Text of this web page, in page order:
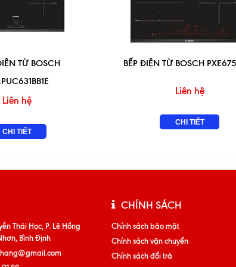
TỪ BOSCH
Liên hệ
CHI TIẾT
BẾP ĐIỆN TỪ BOSCH
Liên hệ
CHI TIẾT
Thái Học, P. Lê Hồng
Bình Định
CHÍNH SÁCH
Chính sách bảo mật
Chính sách vận chuyển
Chính sách đổi trả